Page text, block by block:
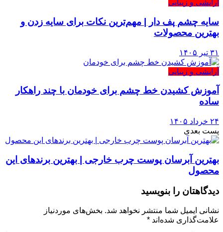
آرایشی و زیبایی
سایه چشم پف دار | مهم‌ترین نکات برای سایه زدن و
بهترین محصولات
۳۱ تیر ۱۴۰۵
آرایشی و زیبایی
آموزش کشیدن خط چشم برای خودمان با چند راهکار
ساده
۲۴ خرداد ۱۴۰۵
پست بعدی
بهترین آبرسان پوست چرب خارجی | بهترین برندهای این
محصول
دیدگاهتان را بنویسید
نشانی ایمیل شما منتشر نخواهد شد. بخش‌های موردنیاز
علامت‌گذاری شده‌اند *